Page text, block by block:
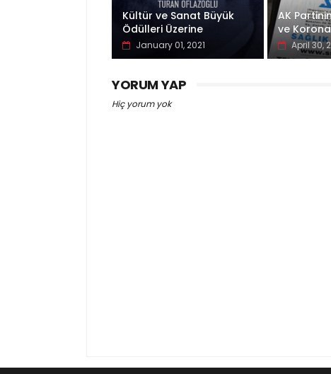
Kültür ve Sanat Büyük
Ödülleri Üzerine
January 01, 2021
AK
ve
April 30,
YORUM YAP
Hiç yorum yok